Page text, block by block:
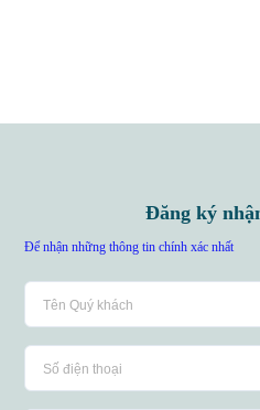
Đăng ký
Để nhận những thông tin chính xác nhất